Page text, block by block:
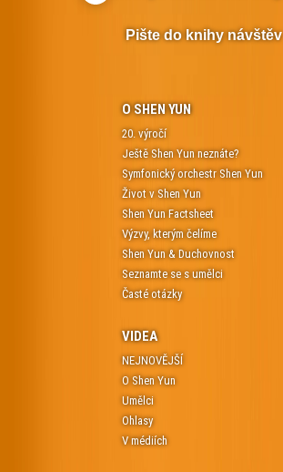
O SHEN YUN
20. výročí
Ještě Shen Yun neznáte?
Symfonický orchestr Shen Yun
Život v Shen Yun
Shen Yun Factsheet
Výzvy, kterým čelíme
Shen Yun & Duchovnost
Seznamte se s umělci
Časté otázky
VIDEA
NEJNOVĚJŠÍ
O Shen Yun
Umělci
Ohlasy
V médiích
Pište do knihy návštěv